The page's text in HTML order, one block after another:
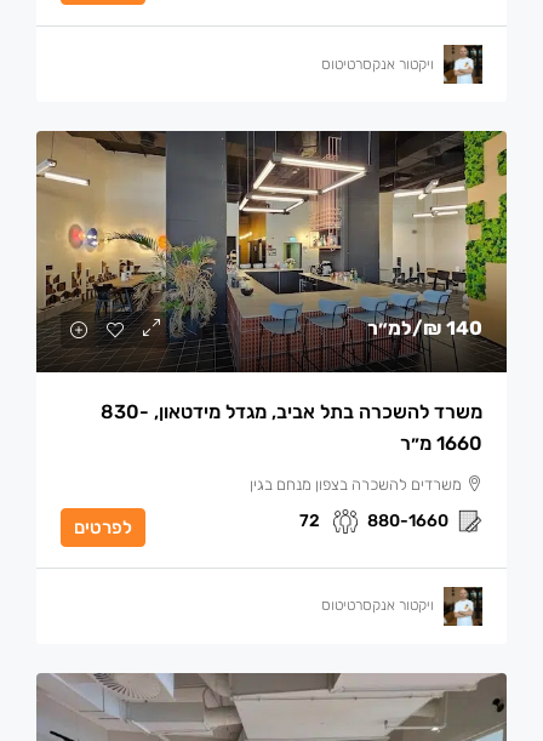
ויקטור אנקסרטיטוס
140 ₪ /למ״ר
משרד להשכרה בתל אביב, מגדל מידטאון, 830-
1660 מ״ר
משרדים להשכרה בצפון מנחם בגין
880-1660
72 לפרטים
ויקטור אנקסרטיטוס